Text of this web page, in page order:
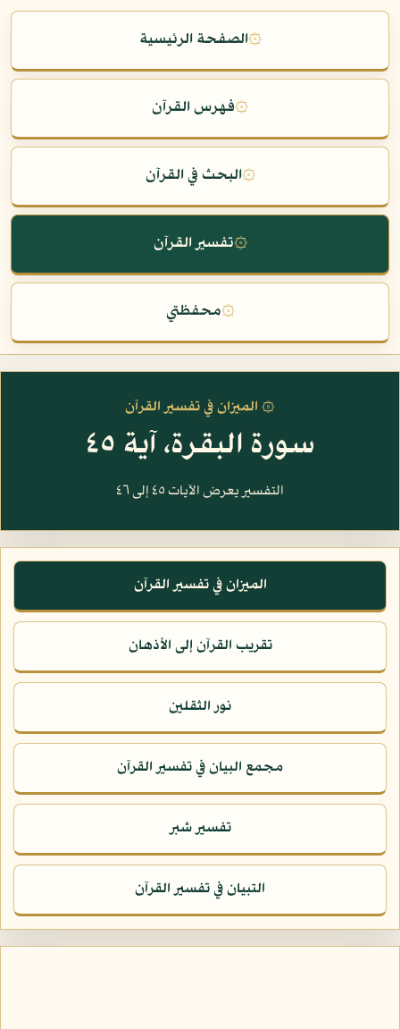
۞الصفحة الرئيسية
۞فهرس القرآن
۞البحث في القرآن
۞تفسير القرآن
۞محفظتي
۞ الميزان في تفسير القرآن
سورة البقرة، آية ٤٥
التفسير يعرض الآيات ٤٥ إلى ٤٦
الميزان في تفسير القرآن
تقريب القرآن إلى الأذهان
نور الثقلين
مجمع البيان في تفسير القرآن
تفسير شبر
التبيان في تفسير القرآن